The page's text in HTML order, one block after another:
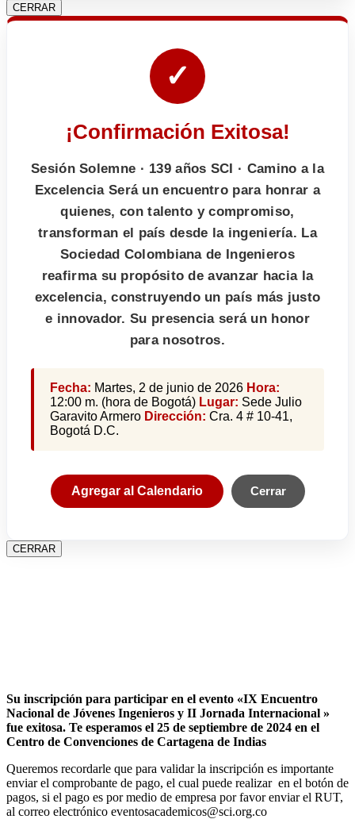
CERRAR
✓
¡Confirmación Exitosa!
Sesión Solemne · 139 años SCI · Camino a la
Excelencia Será un encuentro para honrar a
quienes, con talento y compromiso,
transforman el país desde la ingeniería. La
Sociedad Colombiana de Ingenieros
reafirma su propósito de avanzar hacia la
excelencia, construyendo un país más justo
e innovador. Su presencia será un honor
para nosotros.
Fecha: Martes, 2 de junio de 2026 Hora:
12:00 m. (hora de Bogotá) Lugar: Sede Julio
Garavito Armero Dirección: Cra. 4 # 10-41,
Bogotá D.C.
Agregar al Calendario Cerrar
CERRAR
Su inscripción para participar en el evento «IX Encuentro
Nacional de Jóvenes Ingenieros y II Jornada Internacional »
fue exitosa. Te esperamos el 25 de septiembre de 2024 en el
Centro de Convenciones de Cartagena de Indias
Queremos recordarle que para validar la inscripción es importante
enviar el comprobante de pago, el cual puede realizar en el botón de
pagos, si el pago es por medio de empresa por favor enviar el RUT,
al correo electrónico eventosacademicos@sci.org.co